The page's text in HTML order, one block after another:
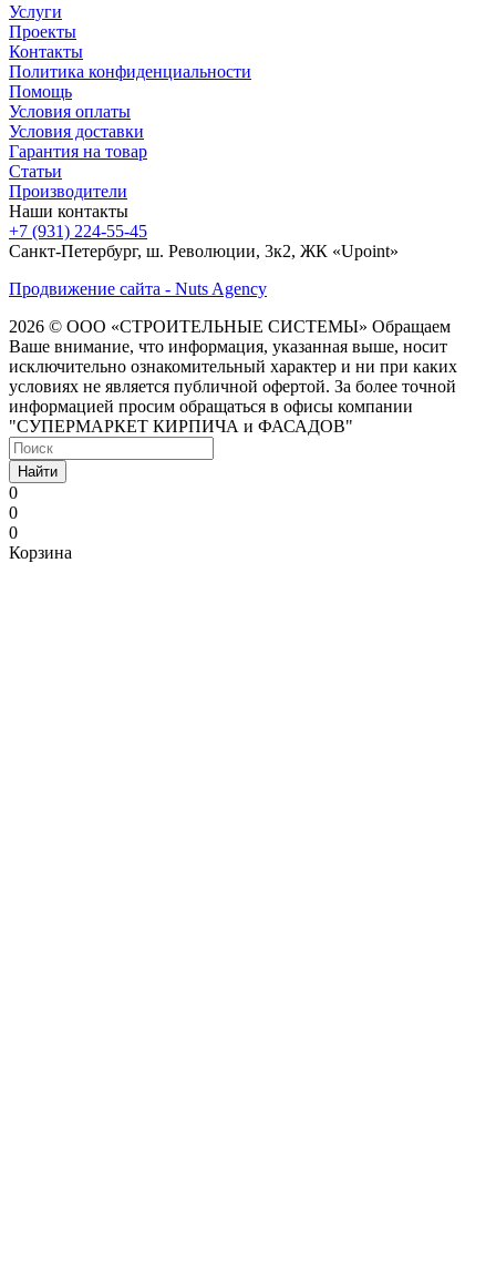
Услуги
Проекты
Контакты
Политика конфиденциальности
Помощь
Условия оплаты
Условия доставки
Гарантия на товар
Статьи
Производители
Наши контакты
+7 (931) 224-55-45
Санкт-Петербург, ш. Революции, 3к2, ЖК «Upoint»
Продвижение сайта - Nuts Agency
2026 © ООО «СТРОИТЕЛЬНЫЕ СИСТЕМЫ» Обращаем
Ваше внимание, что информация, указанная выше, носит
исключительно ознакомительный характер и ни при каких
условиях не является публичной офертой. За более точной
информацией просим обращаться в офисы компании
"СУПЕРМАРКЕТ КИРПИЧА и ФАСАДОВ"
Найти
0
0
0
Корзина